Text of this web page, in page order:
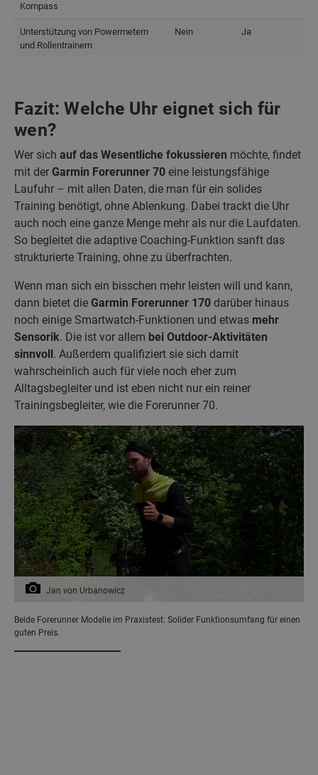
Kompass
Unterstützung von Powermetern
und Rollentrainern
Nein Ja
Fazit: Welche Uhr eignet sich für
wen?
Wer sich auf das Wesentliche fokussieren möchte, findet
mit der Garmin Forerunner 70 eine leistungsfähige
Laufuhr – mit allen Daten, die man für ein solides
Training benötigt, ohne Ablenkung. Dabei trackt die Uhr
auch noch eine ganze Menge mehr als nur die Laufdaten.
So begleitet die adaptive Coaching-Funktion sanft das
strukturierte Training, ohne zu überfrachten.
Wenn man sich ein bisschen mehr leisten will und kann,
dann bietet die Garmin Forerunner 170 darüber hinaus
noch einige Smartwatch-Funktionen und etwas mehr
Sensorik. Die ist vor allem bei Outdoor-Aktivitäten
sinnvoll. Außerdem qualifiziert sie sich damit
wahrscheinlich auch für viele noch eher zum
Alltagsbegleiter und ist eben nicht nur ein reiner
Trainingsbegleiter, wie die Forerunner 70.
Jan von Urbanowicz
Beide Forerunner Modelle im Praxistest: Solider Funktionsumfang für einen
guten Preis.